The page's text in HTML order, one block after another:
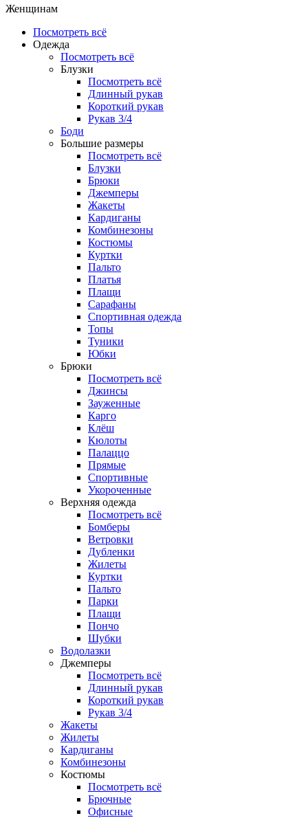
Женщинам
Посмотреть всё
Одежда
Посмотреть всё
Блузки
Посмотреть всё
Длинный рукав
Короткий рукав
Рукав 3/4
Боди
Большие размеры
Посмотреть всё
Блузки
Брюки
Джемперы
Жакеты
Кардиганы
Комбинезоны
Костюмы
Куртки
Пальто
Платья
Плащи
Сарафаны
Спортивная одежда
Топы
Туники
Юбки
Брюки
Посмотреть всё
Джинсы
Зауженные
Карго
Клёш
Кюлоты
Палаццо
Прямые
Спортивные
Укороченные
Верхняя одежда
Посмотреть всё
Бомберы
Ветровки
Дубленки
Жилеты
Куртки
Пальто
Парки
Плащи
Пончо
Шубки
Водолазки
Джемперы
Посмотреть всё
Длинный рукав
Короткий рукав
Рукав 3/4
Жакеты
Жилеты
Кардиганы
Комбинезоны
Костюмы
Посмотреть всё
Брючные
Офисные